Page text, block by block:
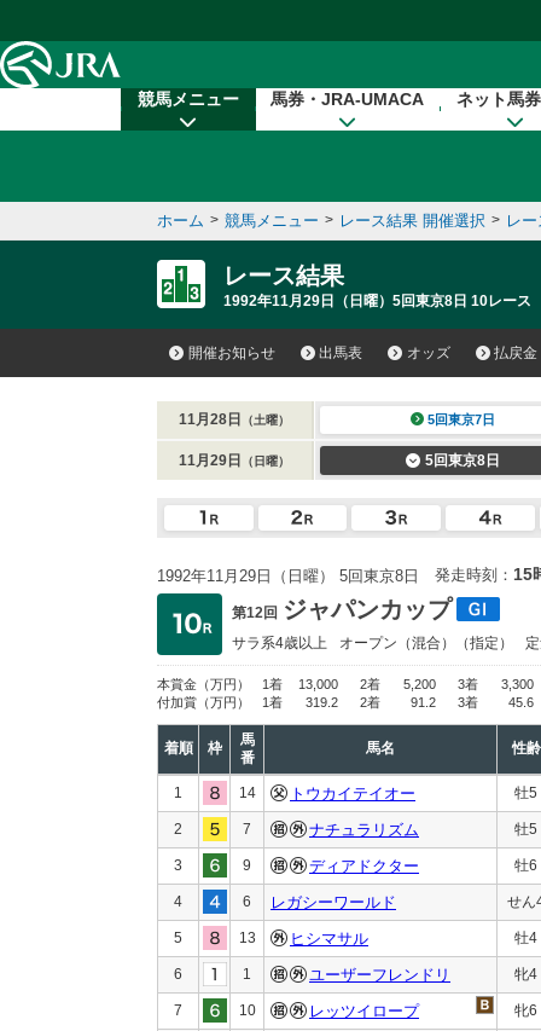
競馬メニュー 馬券・JRA-UMACA ネット馬
ホーム > 競馬メニュー > レース結果 開催選択 > レ
レース結果
1992年11月29日（日曜）5回東京8日 10レース
開催お知らせ 出馬表 オッズ 払戻金
11月28日 （土曜） 5回東京7日
11月29日 （日曜） 5回東京8日
1992年11月29日（日曜） 5回東京8日 発走時刻： 15
第12回 ジャパンカップ
サラ系4歳以上 オープン （混合）（指定）
本賞金 （万円） 1着 13,000 2着 5,200 3着
3,300
付加賞 （万円） 1着 319.2 2着 91.2 3着 45.6
着順 枠
馬
番
馬名 性齢
1 14 トウカイテイオー 牡5
2 7 ナチュラリズム 牡5
3 9 ディアドクター 牡6
4 6 レガシーワールド せん
5 13 ヒシマサル 牡4
6 1 ユーザーフレンドリ 牝4
7 10 レッツイロープ 牝6